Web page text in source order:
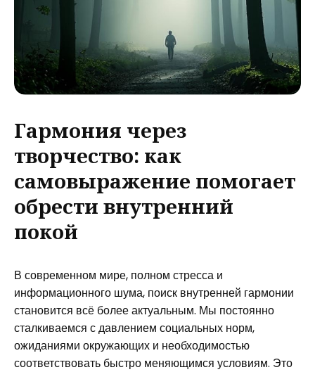
Гармония через
творчество: как
самовыражение помогает
обрести внутренний
покой
В современном мире, полном стресса и
информационного шума, поиск внутренней гармонии
становится всё более актуальным. Мы постоянно
сталкиваемся с давлением социальных норм,
ожиданиями окружающих и необходимостью
соответствовать быстро меняющимся условиям. Это